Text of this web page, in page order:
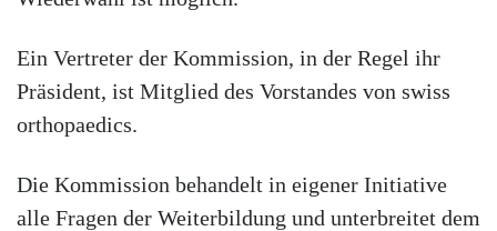
Ein Vertreter der Kommission, in der Regel ihr
Präsident, ist Mitglied des Vorstandes von swiss
orthopaedics.
Die Kommission behandelt in eigener Initiative
alle Fragen der Weiterbildung und unterbreitet dem